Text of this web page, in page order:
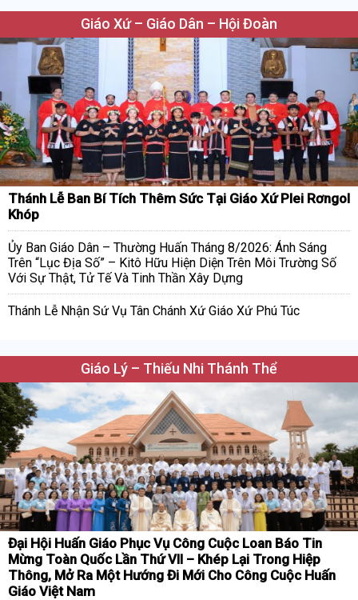
Giáo Xứ – Giáo Dân – Hội Đoàn
Thánh Lễ Ban Bí Tích Thêm Sức Tại Giáo Xứ Plei Rơngol
Khóp
Ủy Ban Giáo Dân – Thường Huấn Tháng 8/2026: Ánh Sáng
Trên “Lục Địa Số” – Kitô Hữu Hiện Diện Trên Môi Trường Số
Với Sự Thật, Tử Tế Và Tinh Thần Xây Dựng
Thánh Lễ Nhận Sứ Vụ Tân Chánh Xứ Giáo Xứ Phú Túc
Giáo Lý – Thiếu Nhi Thánh Thể
Đại Hội Huấn Giáo Phục Vụ Công Cuộc Loan Báo Tin
Mừng Toàn Quốc Lần Thứ VII – Khép Lại Trong Hiệp
Thông, Mở Ra Một Hướng Đi Mới Cho Công Cuộc Huấn
Giáo Việt Nam